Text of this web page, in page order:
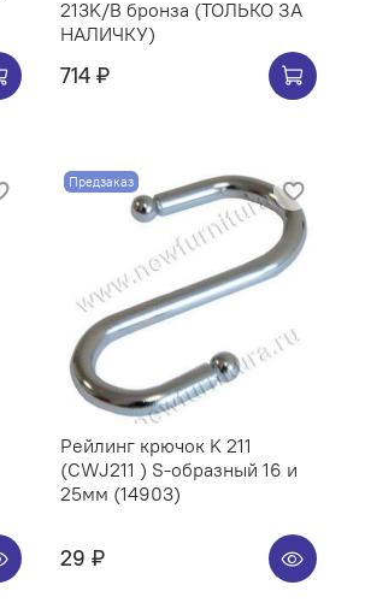
213K/B бронза (ТОЛЬКО ЗА
НАЛИЧКУ)
714 ₽
Предзаказ
Рейлинг крючок K 211
(CWJ211 ) S-образный 16 и
25мм (14903)
29 ₽